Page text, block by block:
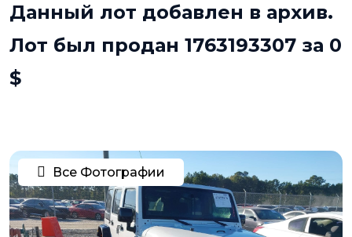
Данный лот добавлен в архив.
Лот был продан 1763193307 за 0
$
Все Фотографии